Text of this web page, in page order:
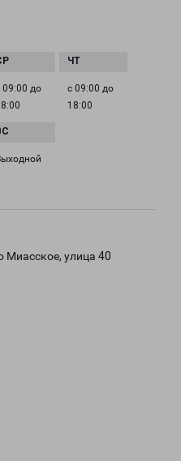
09:00 до
с 09:00 до
18:00
Миасское, улица 40